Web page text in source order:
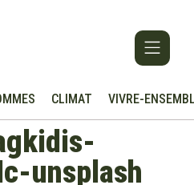
CLIMAT VIVRE-
unsplash